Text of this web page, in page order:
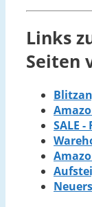
Links
Seiten
SALE